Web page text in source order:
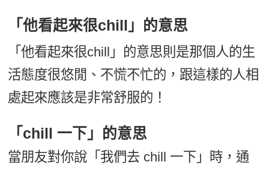
「他看起來很chill」的意思
「他看起來很chill」的意思則是那個人的生
活態度很悠閒、不慌不忙的，跟這樣的人相
處起來應該是非常舒服的！
「chill 一下」的意思
當朋友對你說「我們去 chill 一下」時，通